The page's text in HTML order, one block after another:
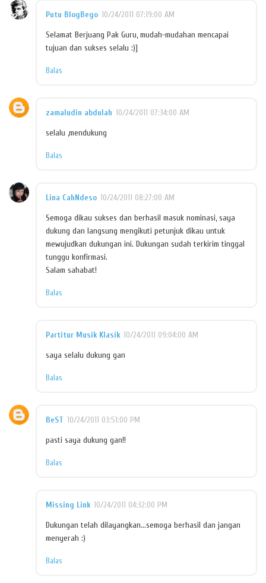
Putu BlogBego 10/24/2011 07:19:00 AM
Selamat Berjuang Pak Guru, mudah-mudahan mencapai
tujuan dan sukses selalu :)]
Balas
zamaludin abdulah 10/24/2011 07:34:00 AM
selalu ,mendukung
Balas
Lina CahNdeso 10/24/2011 08:27:00 AM
Semoga dikau sukses dan berhasil masuk nominasi, saya
dukung dan langsung mengikuti petunjuk dikau untuk
mewujudkan dukungan ini. Dukungan sudah terkirim tinggal
tunggu konfirmasi.
Salam sahabat!
Balas
Partitur Musik Klasik 10/24/2011 09:04:00 AM
saya selalu dukung gan
Balas
BeST 10/24/2011 03:51:00 PM
pasti saya dukung gan!!
Balas
Missing Link 10/24/2011 04:32:00 PM
Dukungan telah dilayangkan...semoga berhasil dan jangan
menyerah :)
Balas